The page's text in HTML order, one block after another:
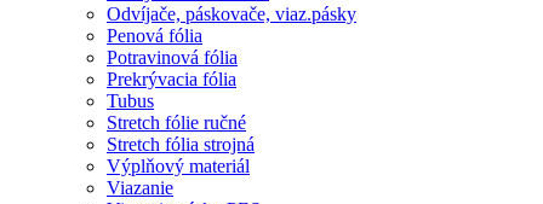
Odvíjače, páskovače, viaz.pásky
Penová fólia
Potravinová fólia
Prekrývacia fólia
Tubus
Stretch fólie ručné
Stretch fólia strojná
Výplňový materiál
Viazanie